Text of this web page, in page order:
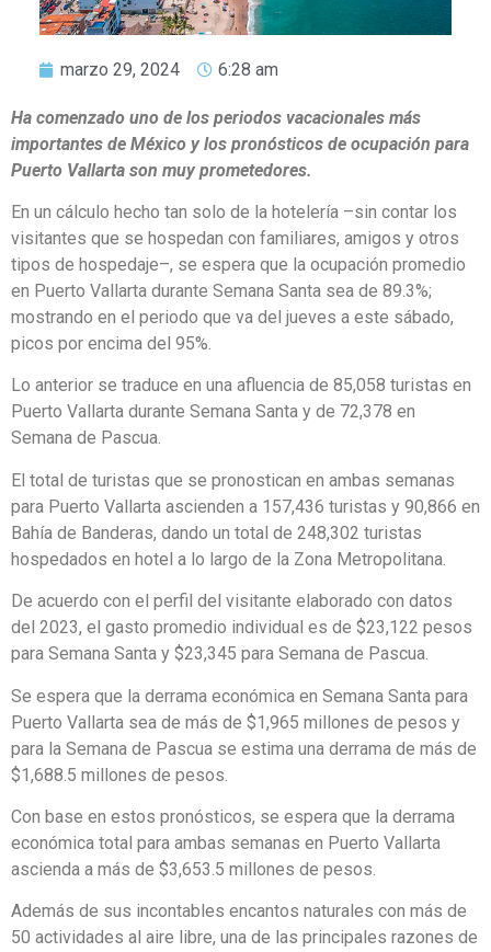
marzo 29, 2024 6:28 am
Ha comenzado uno de los periodos vacacionales más
importantes de México y los pronósticos de ocupación para
Puerto Vallarta son muy prometedores.
En un cálculo hecho tan solo de la hotelería –sin contar los
visitantes que se hospedan con familiares, amigos y otros
tipos de hospedaje–, se espera que la ocupación promedio
en Puerto Vallarta durante Semana Santa sea de 89.3%;
mostrando en el periodo que va del jueves a este sábado,
picos por encima del 95%.
Lo anterior se traduce en una afluencia de 85,058 turistas en
Puerto Vallarta durante Semana Santa y de 72,378 en
Semana de Pascua.
El total de turistas que se pronostican en ambas semanas
para Puerto Vallarta ascienden a 157,436 turistas y 90,866 en
Bahía de Banderas, dando un total de 248,302 turistas
hospedados en hotel a lo largo de la Zona Metropolitana.
De acuerdo con el perfil del visitante elaborado con datos
del 2023, el gasto promedio individual es de $23,122 pesos
para Semana Santa y $23,345 para Semana de Pascua.
Se espera que la derrama económica en Semana Santa para
Puerto Vallarta sea de más de $1,965 millones de pesos y
para la Semana de Pascua se estima una derrama de más de
$1,688.5 millones de pesos.
Con base en estos pronósticos, se espera que la derrama
económica total para ambas semanas en Puerto Vallarta
ascienda a más de $3,653.5 millones de pesos.
Además de sus incontables encantos naturales con más de
50 actividades al aire libre, una de las principales razones de